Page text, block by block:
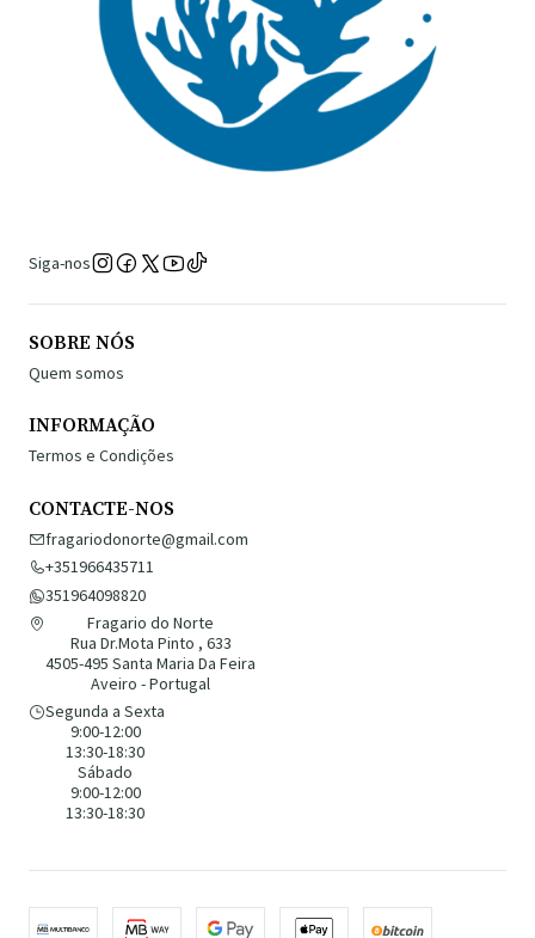
Siga-nos
SOBRE NÓS
Quem somos
INFORMAÇÃO
Termos e Condições
CONTACTE-NOS
fragariodonorte@gmail.com
+351966435711
351964098820
Fragario do Norte
Rua Dr.Mota Pinto , 633
4505-495 Santa Maria Da Feira
Aveiro - Portugal
Segunda a Sexta
9:00-12:00
13:30-18:30
Sábado
9:00-12:00
13:30-18:30